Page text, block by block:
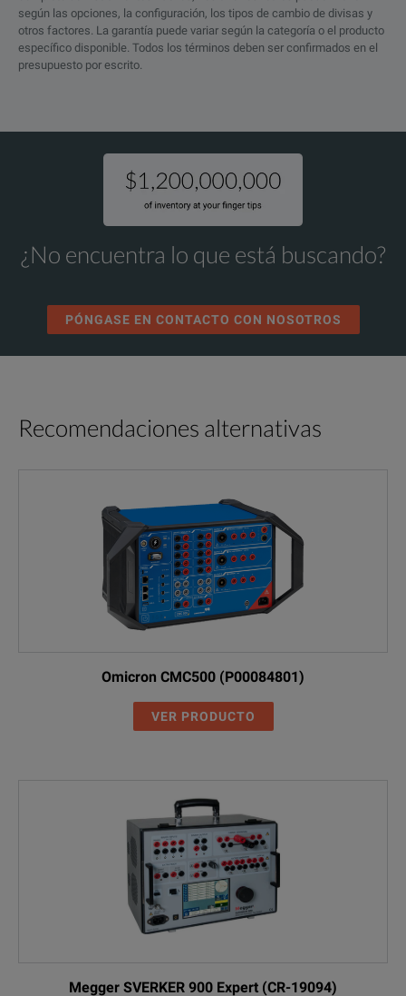
según las opciones, la configuración, los tipos de cambio de divisas y
otros factores. La garantía puede variar según la categoría o el producto
específico disponible. Todos los términos deben ser confirmados en el
presupuesto por escrito.
¿No encuentra lo que está buscando?
PÓNGASE EN CONTACTO CON NOSOTROS
Recomendaciones alternativas
Omicron CMC500 (P00084801)
VER PRODUCTO
Megger SVERKER 900 Expert (CR-19094)